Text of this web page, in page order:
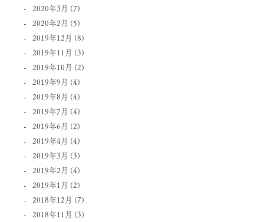
2020年3月 (7)
2020年2月 (5)
2019年12月 (8)
2019年11月 (3)
2019年10月 (2)
2019年9月 (4)
2019年8月 (4)
2019年7月 (4)
2019年6月 (2)
2019年4月 (4)
2019年3月 (3)
2019年2月 (4)
2019年1月 (2)
2018年12月 (7)
2018年11月 (3)